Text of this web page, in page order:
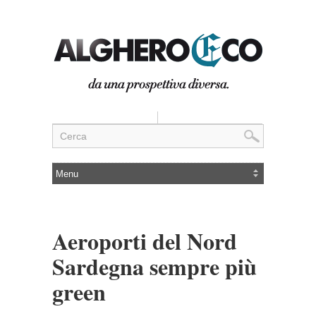
Aeroporti del Nord
Sardegna sempre più
green